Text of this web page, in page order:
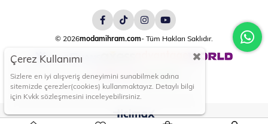
© 2026modamihram.com- Tüm Hakları Saklıdır.
Çerez Kullanımı
Sizlere en iyi alışveriş deneyimini sunabilmek adına
sitemizde çerezler(cookies) kullanmaktayız. Detaylı bilgi
için Kvkk sözleşmesini inceleyebilirsiniz.